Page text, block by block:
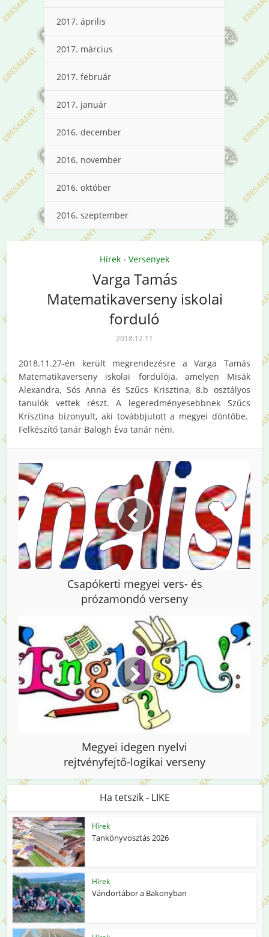
2017. április
2017. március
2017. február
2017. január
2016. december
2016. november
2016. október
2016. szeptember
Hírek • Versenyek
Varga Tamás
Matematikaverseny iskolai
forduló
2018.12.11
2018.11.27-én került megrendezésre a Varga Tamás
Matematikaverseny iskolai fordulója, amelyen Misák
Alexandra, Sós Anna és Szűcs Krisztina, 8.b osztályos
tanulók vettek részt. A legeredményesebbnek Szűcs
Krisztina bizonyult, aki továbbjutott a megyei döntőbe.
Felkészítő tanár Balogh Éva tanár néni.
Csapókerti megyei vers- és
prózamondó verseny
Megyei idegen nyelvi
rejtvényfejtő-logikai verseny
Ha tetszik - LIKE
Hírek
Tankönyvosztás 2026
Hírek
Vándortábor a Bakonyban